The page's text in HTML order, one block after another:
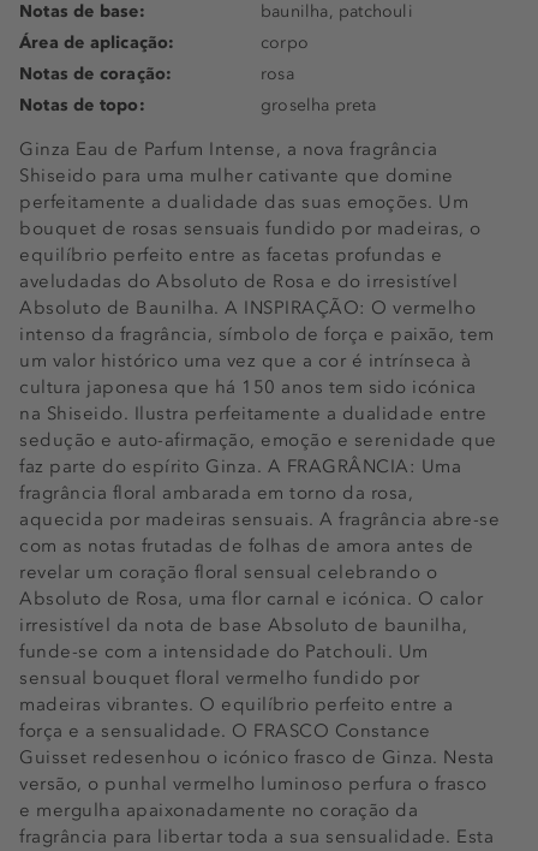
Ginza Eau de Parfum Intense, a nova fragrância
Shiseido para uma mulher cativante que domine
perfeitamente a dualidade das suas emoções. Um
bouquet de rosas sensuais fundido por madeiras, o
equilíbrio perfeito entre as facetas profundas e
aveludadas do Absoluto de Rosa e do irresistível
Absoluto de Baunilha. A INSPIRAÇÃO: O vermelho
intenso da fragrância, símbolo de força e paixão, tem
um valor histórico uma vez que a cor é intrínseca à
cultura japonesa que há 150 anos tem sido icónica
na Shiseido. Ilustra perfeitamente a dualidade entre
sedução e auto-afirmação, emoção e serenidade que
faz parte do espírito Ginza. A FRAGRÂNCIA: Uma
fragrância floral ambarada em torno da rosa,
aquecida por madeiras sensuais. A fragrância abre-se
com as notas frutadas de folhas de amora antes de
revelar um coração floral sensual celebrando o
Absoluto de Rosa, uma flor carnal e icónica. O calor
irresistível da nota de base Absoluto de baunilha,
funde-se com a intensidade do Patchouli. Um
sensual bouquet floral vermelho fundido por
madeiras vibrantes. O equilíbrio perfeito entre a
força e a sensualidade. O FRASCO Constance
Guisset redesenhou o icónico frasco de Ginza. Nesta
versão, o punhal vermelho luminoso perfura o frasco
e mergulha apaixonadamente no coração da
fragrância para libertar toda a sua sensualidade. Esta
Notas de base:
baunilha, patchouli
Área de aplicação:
corpo
Notas de coração:
rosa
Notas de topo:
groselha preta